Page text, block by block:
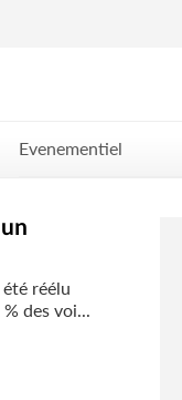
Evenementiel
réélu
des voi...